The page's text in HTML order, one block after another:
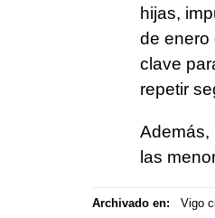
hijas,
de enero
clave
repetir
Además,
las
Archivado en: Vigo